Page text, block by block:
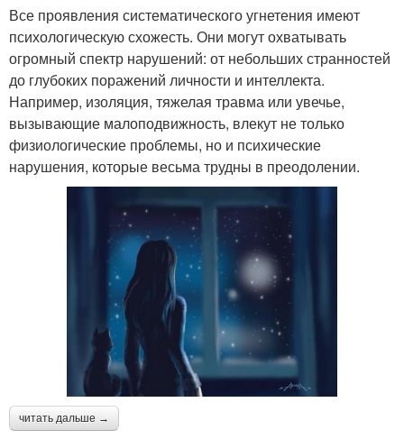
Все проявления систематического угнетения имеют
психологическую схожесть. Они могут охватывать
огромный спектр нарушений: от небольших странностей
до глубоких поражений личности и интеллекта.
Например, изоляция, тяжелая травма или увечье,
вызывающие малоподвижность, влекут не только
физиологические проблемы, но и психические
нарушения, которые весьма трудны в преодолении.
читать дальше →